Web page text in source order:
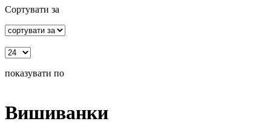
Сортувати за
показувати по
Вишиванки